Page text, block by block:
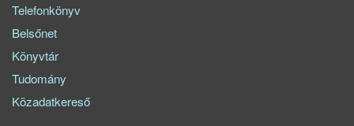
Telefonkönyv
Belsőnet
Könyvtár
Tudomány
Közadatkereső